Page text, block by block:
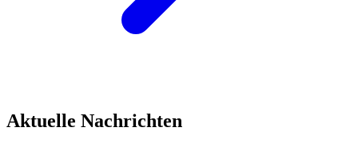
Aktuelle Nachrichten